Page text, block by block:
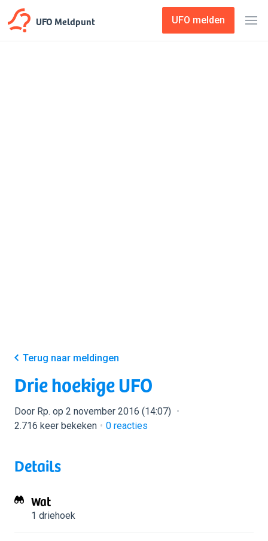
UFO Meldpunt UFO melden
Terug naar meldingen
Drie hoekige UFO
Door Rp. op 2 november 2016 (14:07)
2.716 keer bekeken
0 reacties
Details
Wat
1 driehoek